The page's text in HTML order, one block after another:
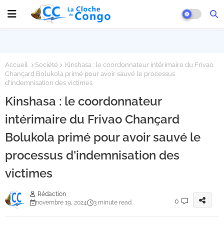
Accueil Société
Kinshasa : le coordonnateur intérimaire du Frivao
Chançard Bolukola primé pour avoir sauvé le processus
d'indemnisation des victimes
Kinshasa : le coordonnateur
intérimaire du Frivao Chançard
Bolukola primé pour avoir sauvé le
processus d'indemnisation des
victimes
Rédaction
novembre 19, 2024
3 minute read 0